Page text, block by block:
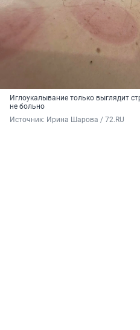
Иглоукалывание только выглядит
не больно
Источник: Ирина Шарова / 72.RU